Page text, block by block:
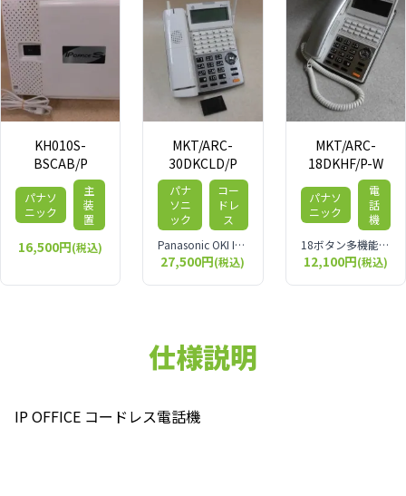
KH010S-
BSCAB/P
パナソ
ニック
主
装
置
16,500円(税込)
MKT/ARC-
30DKCLD/P
パナ
ソニ
ック
コー
ドレ
ス
Panasonic OKI IP OFFICE 30ボタンカールコードレス電話機
27,500円(税込)
MKT/ARC-
18DKHF/P-W
パナソ
ニック
電
話
機
18ボタン多機能電話機（白）及び30ボタン多機能電話機（白）用ハンドセット・カールコード
12,100円(税込)
仕様説明
IP OFFICE コードレス電話機